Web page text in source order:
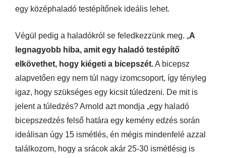
egy középhaladó testépítőnek ideális lehet.
Végül pedig a haladókról se feledkezzünk meg. „A
legnagyobb hiba, amit egy haladó testépítő
elkövethet, hogy kiégeti a bicepszét.A bicepsz
alapvetően egy nem túl nagy izomcsoport, így tényleg
igaz, hogy szükséges egy kicsit túledzeni. De mit is
jelent a túledzés? Arnold azt mondja „egy haladó
bicepszedzés felső határa egy kemény edzés során
ideálisan úgy 15 ismétlés, én mégis mindenfelé azzal
találkozom, hogy a srácok akár 25-30 ismétlésig is